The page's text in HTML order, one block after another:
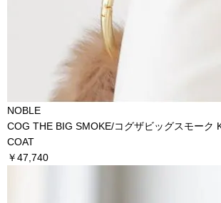
NOBLE
COG THE BIG SMOKE/コグザビッグスモーク
COAT
￥47,740